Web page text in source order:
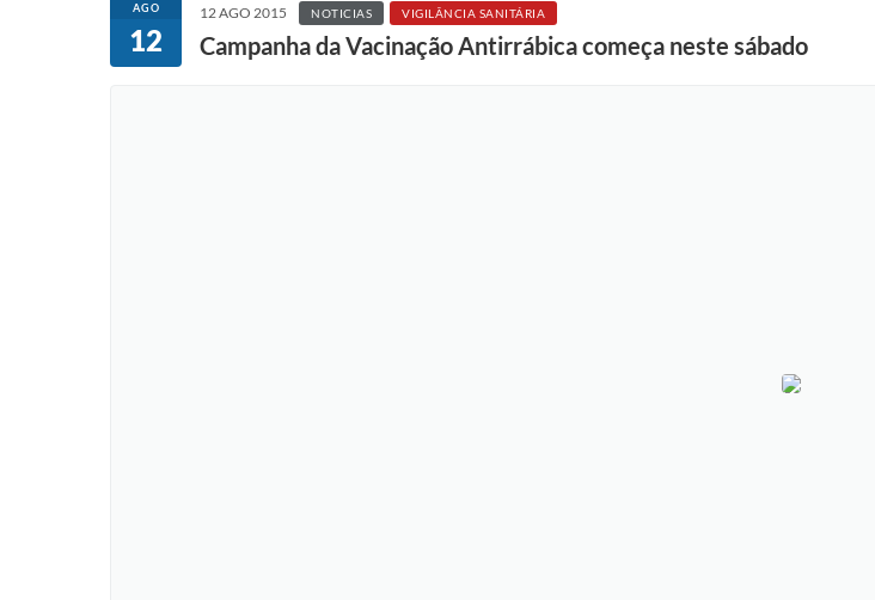
AGO
12
12 AGO 2015 NOTICIAS VIGILÂNCIA SANITÁRIA
Campanha da Vacinação Antirrábica começa neste sábado